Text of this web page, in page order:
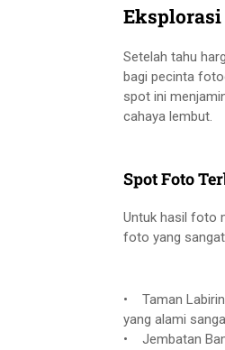
Eksplorasi
Setelah tahu
bagi pecinta
spot ini
cahaya lembut.
Spot Foto
Untuk hasil foto
foto yang
• Taman Labirin
yang alami
• Jembatan